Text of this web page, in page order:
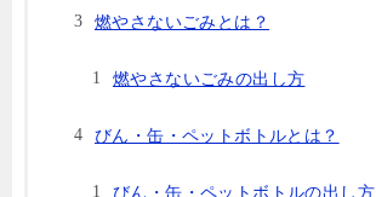
燃やさないごみとは？
燃やさないごみの出し方
びん・缶・ペットボトルとは？
びん・缶・ペットボトルの出し方